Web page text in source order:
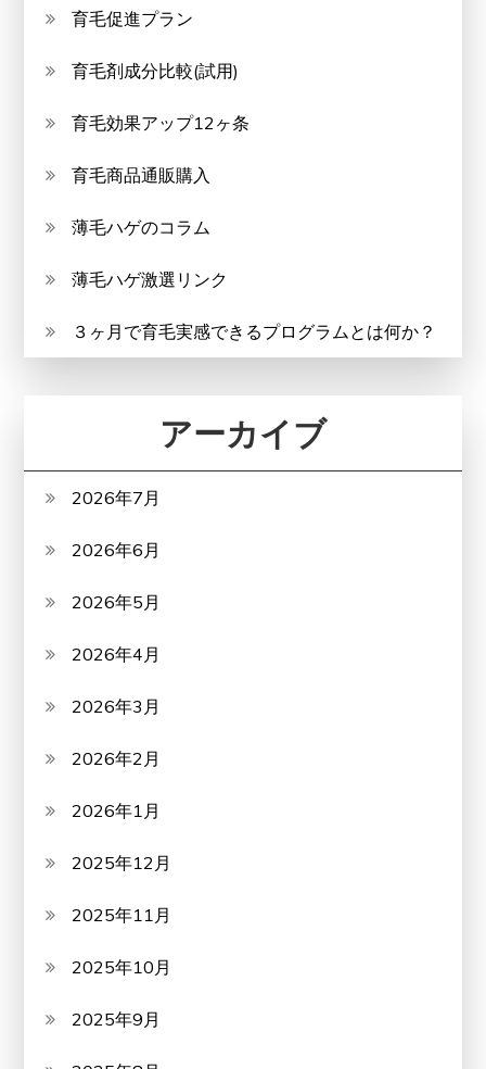
育毛促進プラン
育毛剤成分比較(試用)
育毛効果アップ12ヶ条
育毛商品通販購入
薄毛ハゲのコラム
薄毛ハゲ激選リンク
３ヶ月で育毛実感できるプログラムとは何か？
アーカイブ
2026年7月
2026年6月
2026年5月
2026年4月
2026年3月
2026年2月
2026年1月
2025年12月
2025年11月
2025年10月
2025年9月